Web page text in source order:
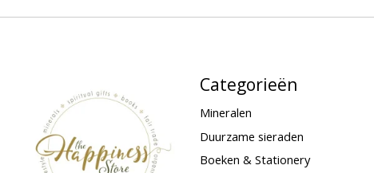
Categorieën
Mineralen
Duurzame sieraden
Boeken & Stationery